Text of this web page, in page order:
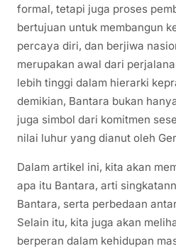
formal, tetapi juga proses
bertujuan untuk membangun
percaya diri, dan berjiwa
merupakan awal dari
lebih tinggi dalam hierarki
demikian, Bantara bukan
juga simbol dari komitmen
nilai luhur yang dianut oleh
Dalam artikel ini, kita akan
apa itu Bantara, arti
Bantara, serta perbedaan
Selain itu, kita juga akan
berperan dalam kehidupan